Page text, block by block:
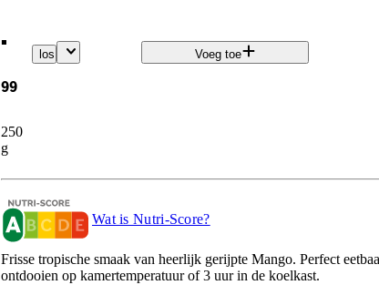
.
99
250
g
los Voeg toe
Wat is Nutri-Score?
Frisse tropische smaak van heerlijk gerijpte Mango. Perfect
ontdooien op kamertemperatuur of 3 uur in de koelkast.